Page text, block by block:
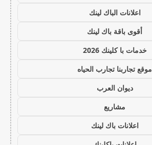
اعلانات الباك لينك
أقوى باقة باك لينك
خدمات با كلينك 2026
موقع تجاربنا تجارب الحياه
ديوان العرب
مشاريع
اعلانات باك لينك